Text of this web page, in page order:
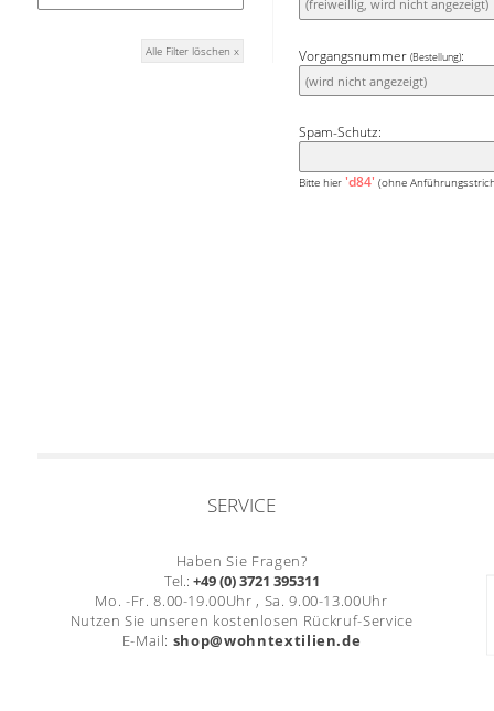
Alle Filter löschen x Vorgangsnummer (Bestellung):
Spam-Schutz:
Bitte hier 'd84' (ohne
SERVICE
Haben Sie Fragen?
Tel.: +49 (0) 3721 395311
Mo. -Fr. 8.00-19.00Uhr , Sa. 9.00-13.00Uhr
Nutzen Sie unseren kostenlosen Rückruf-Service
E-Mail: shop@wohntextilien.de